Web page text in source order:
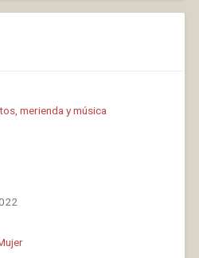
merienda y música